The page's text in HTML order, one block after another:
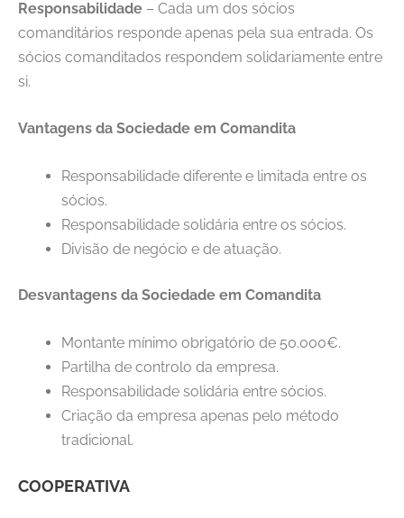
Responsabilidade – Cada um dos sócios
comanditários responde apenas pela sua entrada. Os
sócios comanditados respondem solidariamente entre
si.
Vantagens da Sociedade em Comandita
Responsabilidade diferente e limitada entre os
sócios.
Responsabilidade solidária entre os sócios.
Divisão de negócio e de atuação.
Desvantagens da Sociedade em Comandita
Montante mínimo obrigatório de 50.000€.
Partilha de controlo da empresa.
Responsabilidade solidária entre sócios.
Criação da empresa apenas pelo método
tradicional.
COOPERATIVA